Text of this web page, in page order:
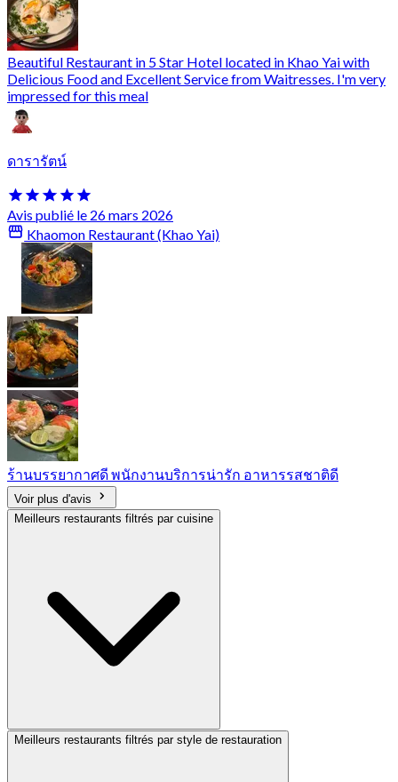
Beautiful Restaurant in 5 Star Hotel located in Khao Yai with
Delicious Food and Excellent Service from Waitresses. I'm very
impressed for this meal
ดารารัตน์
Avis publié le 26 mars 2026
Khaomon Restaurant (Khao Yai)
ร้านบรรยากาศดี พนักงานบริการน่ารัก อาหารรสชาติดี
Voir plus d'avis
Meilleurs restaurants filtrés par cuisine
Meilleurs restaurants filtrés par style de restauration